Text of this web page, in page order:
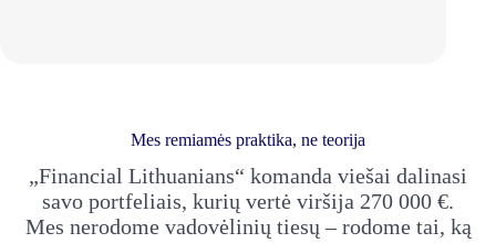
Mes remiamės praktika, ne teorija
„Financial Lithuanians“ komanda viešai dalinasi
savo portfeliais, kurių vertė viršija 270 000 €.
Mes nerodome vadovėlinių tiesų – rodome tai, ką